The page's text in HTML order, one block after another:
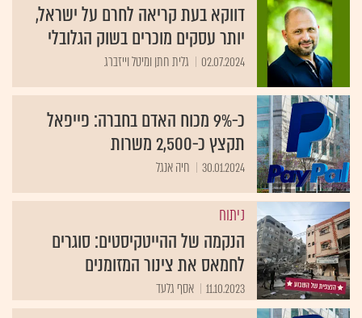
דווקא בעת קריאה לחרם על ישראל,
יותר עסקים מוכרים בשוק הגלובלי
02.07.2024 גלית חתן ומיטל וייזברג
כ-9% מכוח האדם בחברה: פייפאל
תקצץ כ-2,500 משרות
30.01.2024 חיה אנגל
ניתוח
הנקמה של ההייטקיסטים: סוגרים
לחמאס את צינור המזומנים
11.10.2023 אסף גלעד